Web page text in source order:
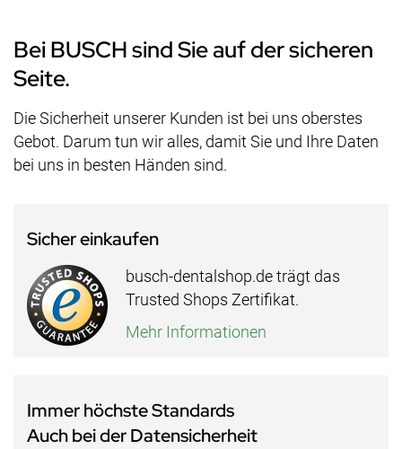
Bei BUSCH sind Sie auf der sicheren
Seite.
Die Sicherheit unserer Kunden ist bei uns oberstes
Gebot. Darum tun wir alles, damit Sie und Ihre Daten
bei uns in besten Händen sind.
Sicher einkaufen
busch-dentalshop.de trägt das
Trusted Shops Zertifikat.
Mehr Informationen
Immer höchste Standards
Auch bei der Datensicherheit